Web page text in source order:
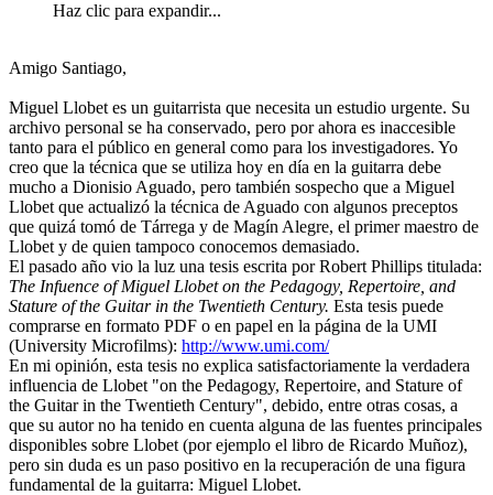
Haz clic para expandir...
Amigo Santiago,
Miguel Llobet es un guitarrista que necesita un estudio urgente. Su
archivo personal se ha conservado, pero por ahora es inaccesible
tanto para el público en general como para los investigadores. Yo
creo que la técnica que se utiliza hoy en día en la guitarra debe
mucho a Dionisio Aguado, pero también sospecho que a Miguel
Llobet que actualizó la técnica de Aguado con algunos preceptos
que quizá tomó de Tárrega y de Magín Alegre, el primer maestro de
Llobet y de quien tampoco conocemos demasiado.
El pasado año vio la luz una tesis escrita por Robert Phillips titulada:
The Infuence of Miguel Llobet on the Pedagogy, Repertoire, and
Stature of the Guitar in the Twentieth Century. Esta tesis puede
comprarse en formato PDF o en papel en la página de la UMI
(University Microfilms): http://www.umi.com/
En mi opinión, esta tesis no explica satisfactoriamente la verdadera
influencia de Llobet "on the Pedagogy, Repertoire, and Stature of
the Guitar in the Twentieth Century", debido, entre otras cosas, a
que su autor no ha tenido en cuenta alguna de las fuentes principales
disponibles sobre Llobet (por ejemplo el libro de Ricardo Muñoz),
pero sin duda es un paso positivo en la recuperación de una figura
fundamental de la guitarra: Miguel Llobet.